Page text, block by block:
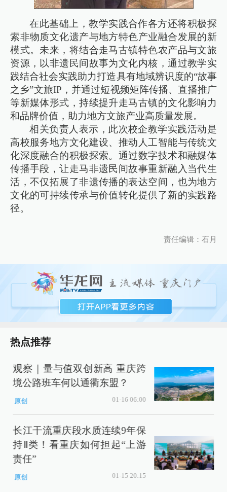
在此基础上，教学实践合作各方还将积极探
索非物质文化遗产与地方特色产业融合发展的新
模式。未来，将结合走马古镇特色农产品与文旅
资源，以非遗民间故事为文化内核，通过教学实
践结合社会实践助力打造具有地域辨识度的“故事
之乡”文旅IP，并通过短视频矩阵传播、直播推广
等新媒体形式，持续提升走马古镇的文化影响力
和品牌价值，助力地方文旅产业高质量发展。
相关负责人表示，此次校企教学实践活动是
高校服务地方文化建设、推动人工智能与传统文
化深度融合的积极探索。通过数字技术和融媒体
传播手段，让走马非遗民间故事重新融入当代生
活，不仅拓展了非遗传播的表达空间，也为地方
文化的可持续传承与价值转化提供了新的实践路
径。
责任编辑：石月
热点推荐
观察｜量与值双创新高 重庆跨
境公路班车何以通衢东盟？
原创 01-16 06:00
长江干流重庆段水质连续9年保
持Ⅱ类！看重庆如何担起“上游
责任”
原创 01-15 20:15